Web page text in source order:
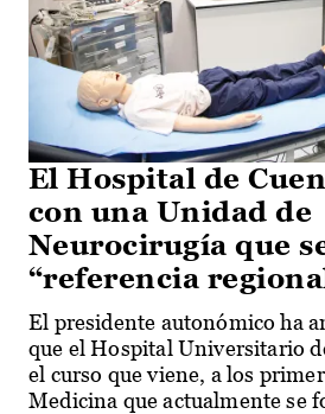
El Hospital de
con una Unidad de
Neurocirugía que
“referencia
El presidente autonómico ha
que el Hospital Universitario
el curso que viene, a los
Medicina que actualmente se